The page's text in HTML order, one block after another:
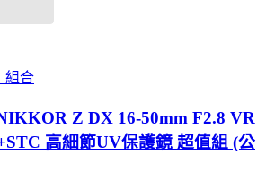
組合
Z DX 16-50mm F2.8 VR
高細節UV保護鏡 超值組 (公